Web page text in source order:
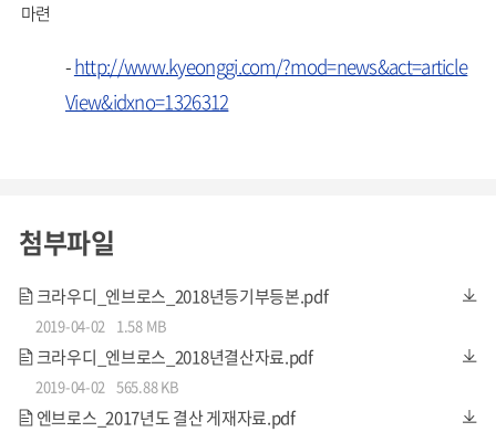
마련
-http://www.kyeonggi.com/?mod=news&act=article
View&idxno=1326312
첨부파일
크라우디_엔브로스_2018년등기부등본.pdf
2019-04-02 1.58 MB
크라우디_엔브로스_2018년결산자료.pdf
2019-04-02 565.88 KB
엔브로스_2017년도 결산 게재자료.pdf